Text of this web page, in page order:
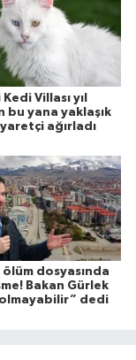
Villası yıl
bu yana yaklaşık
ağırladı
ölüm dosyasında
Bakan Gürlek
dedi